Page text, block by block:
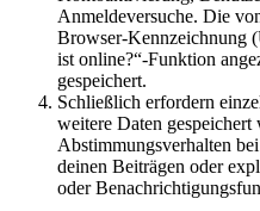
Anmeldeversuche. Die
Browser-Kennzeichnung
ist online?“-Funktion
gespeichert.
Schließlich erfordern
weitere Daten
Abstimmungsverhalten
deinen Beiträgen oder
oder